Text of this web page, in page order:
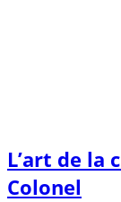
L’art de la
Colonel